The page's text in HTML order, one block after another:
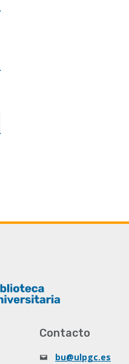
Contacto
bu@ulpgc.es